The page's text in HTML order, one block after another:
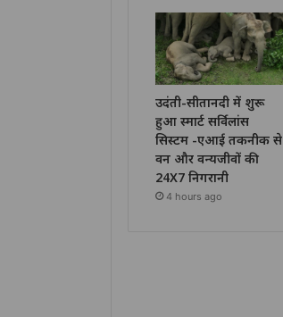
उदंती-सीतानदी में शुरू
हुआ स्मार्ट सर्विलांस
सिस्टम -एआई तकनीक से
वन और वन्यजीवों की
24X7 निगरानी
4 hours ago